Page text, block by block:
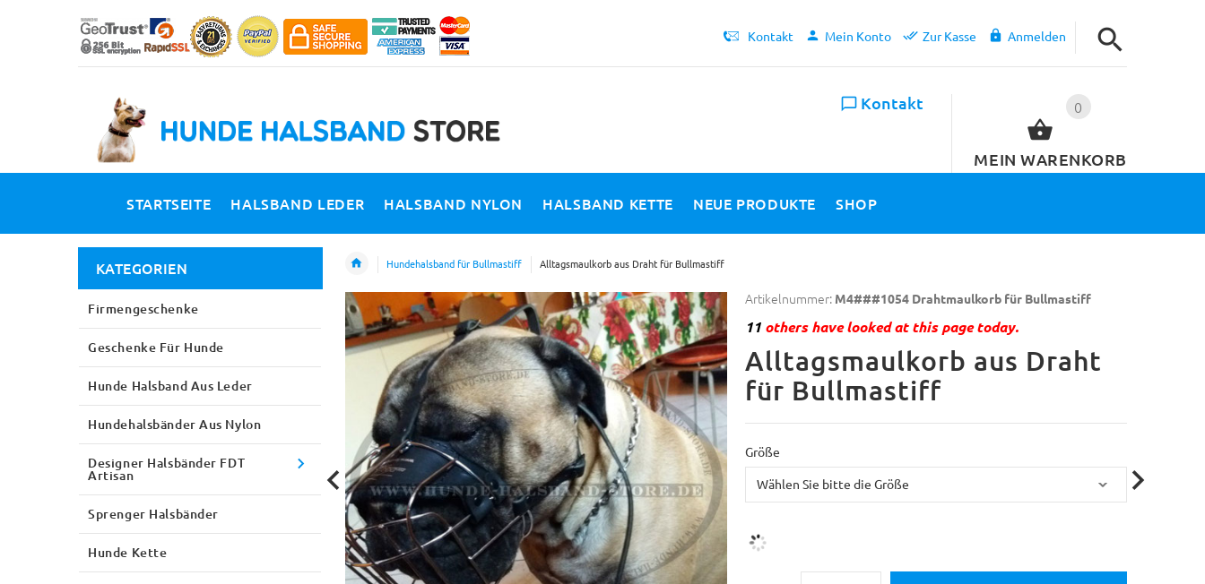
Kontakt Mein Konto Zur Kasse Anmelden
0
MEIN WARENKORB
Kontakt
STARTSEITE HALSBAND LEDER HALSBAND NYLON HALSBAND KETTE NEUE PRODUKTE SHOP
Hundehalsband für Bullmastiff Alltagsmaulkorb aus Draht für Bullmastiff
Artikelnummer: M4###1054 Drahtmaulkorb für Bullmastiff
11others have looked at this page today.
Alltagsmaulkorb aus Draht
für Bullmastiff
Größe
KATEGORIEN
Firmengeschenke
Geschenke Für Hunde
Hunde Halsband Aus Leder
Hundehalsbänder Aus Nylon
Designer Halsbänder FDT
Artisan
Sprenger Halsbänder
Hunde Kette